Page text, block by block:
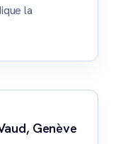
la
Genève